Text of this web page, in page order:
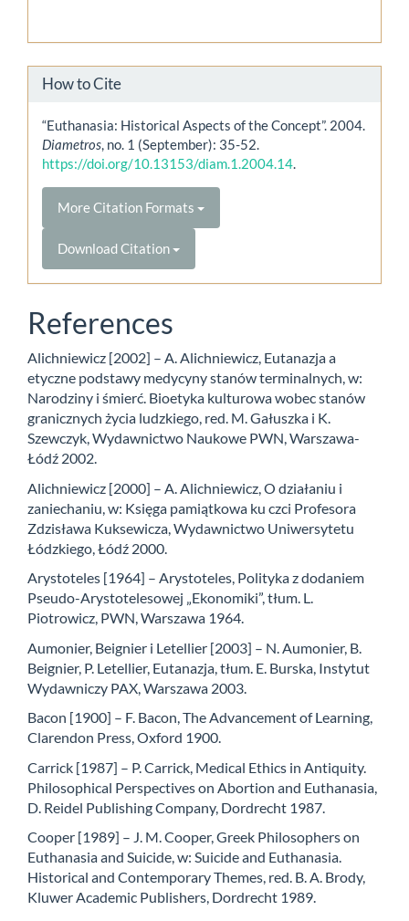
How to Cite
“Euthanasia: Historical Aspects of the Concept”. 2004.
Diametros, no. 1 (September): 35-52.
https://doi.org/10.13153/diam.1.2004.14.
More Citation Formats
Download Citation
References
Alichniewicz [2002] – A. Alichniewicz, Eutanazja a
etyczne podstawy medycyny stanów terminalnych, w:
Narodziny i śmierć. Bioetyka kulturowa wobec stanów
granicznych życia ludzkiego, red. M. Gałuszka i K.
Szewczyk, Wydawnictwo Naukowe PWN, Warszawa-
Łódź 2002.
Alichniewicz [2000] – A. Alichniewicz, O działaniu i
zaniechaniu, w: Księga pamiątkowa ku czci Profesora
Zdzisława Kuksewicza, Wydawnictwo Uniwersytetu
Łódzkiego, Łódź 2000.
Arystoteles [1964] – Arystoteles, Polityka z dodaniem
Pseudo-Arystotelesowej „Ekonomiki”, tłum. L.
Piotrowicz, PWN, Warszawa 1964.
Aumonier, Beignier i Letellier [2003] – N. Aumonier, B.
Beignier, P. Letellier, Eutanazja, tłum. E. Burska, Instytut
Wydawniczy PAX, Warszawa 2003.
Bacon [1900] – F. Bacon, The Advancement of Learning,
Clarendon Press, Oxford 1900.
Carrick [1987] – P. Carrick, Medical Ethics in Antiquity.
Philosophical Perspectives on Abortion and Euthanasia,
D. Reidel Publishing Company, Dordrecht 1987.
Cooper [1989] – J. M. Cooper, Greek Philosophers on
Euthanasia and Suicide, w: Suicide and Euthanasia.
Historical and Contemporary Themes, red. B. A. Brody,
Kluwer Academic Publishers, Dordrecht 1989.